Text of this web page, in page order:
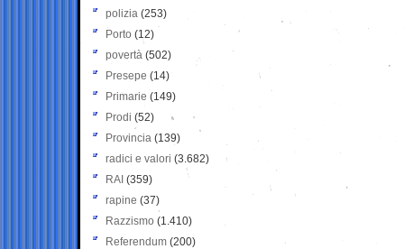
polizia (253)
Porto (12)
povertà (502)
Presepe (14)
Primarie (149)
Prodi (52)
Provincia (139)
radici e valori (3.682)
RAI (359)
rapine (37)
Razzismo (1.410)
Referendum (200)